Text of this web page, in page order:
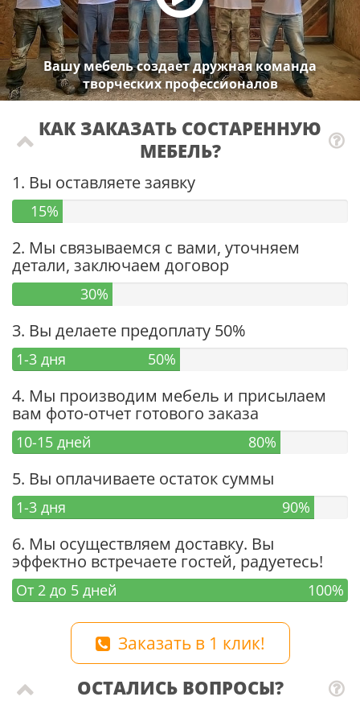
Вашу мебель создает дружная команда
творческих профессионалов
КАК ЗАКАЗАТЬ СОСТАРЕННУЮ
МЕБЕЛЬ?
1. Вы оставляете заявку
15%
2. Мы связываемся с вами, уточняем
детали, заключаем договор
30%
3. Вы делаете предоплату 50%
1-3 дня 50%
4. Мы производим мебель и присылаем
вам фото-отчет готового заказа
10-15 дней 80%
5. Вы оплачиваете остаток суммы
1-3 дня 90%
6. Мы осуществляем доставку. Вы
эффектно встречаете гостей, радуетесь!
От 2 до 5 дней 100%
Заказать в 1 клик!
ОСТАЛИСЬ ВОПРОСЫ?